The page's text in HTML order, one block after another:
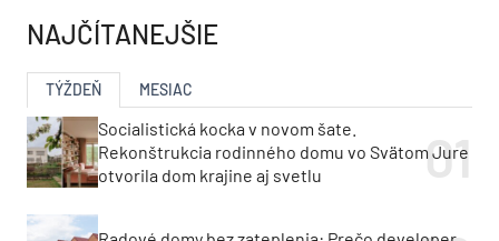
NAJČÍTANEJŠIE
TÝŽDEŇ MESIAC
Socialistická kocka v novom šate.
Rekonštrukcia rodinného domu vo Svätom Jure
otvorila dom krajine aj svetlu